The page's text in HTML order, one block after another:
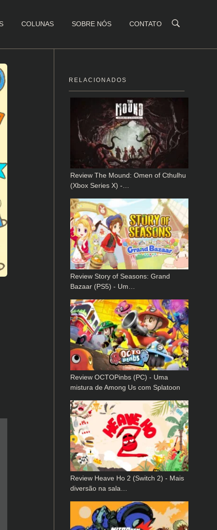
COLUNAS SOBRE NÓS CONTATO
RELACIONADOS
Review The Mound: Omen of Cthulhu
(Xbox Series X) -…
Review Story of Seasons: Grand
Bazaar (PS5) - Um…
Review OCTOPinbs (PC) - Uma
mistura de Among Us com Splatoon
Review Heave Ho 2 (Switch 2) - Mais
diversão na sala…